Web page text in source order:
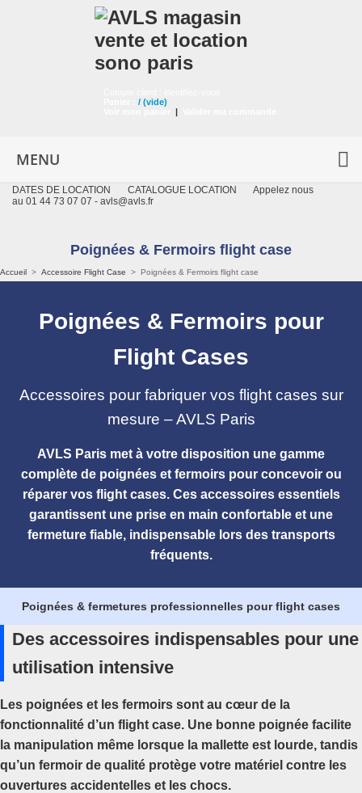
/ (vide)
|
MENU
DATES DE LOCATION CATALOGUE LOCATION
Appelez nous
au 01 44 73 07 07 - avls@avls.fr
Poignées & Fermoirs flight case
Accueil > Accessoire Flight Case > Poignées & Fermoirs flight case
Poignées & Fermoirs pour
Flight Cases
Accessoires pour fabriquer vos flight cases sur
mesure – AVLS Paris
AVLS Paris met à votre disposition une gamme
complète de poignéeset fermoirspour concevoir ou
réparer vos flight cases. Ces accessoires essentiels
garantissent une prise en main confortable et une
fermeture fiable, indispensable lors des transports
fréquents.
Poignées & fermetures professionnelles pour flight cases
Des accessoires indispensables pour une
utilisation intensive
Les poignées et les fermoirs sont au cœur de la
fonctionnalité d’un flight case. Une bonne poignée facilite
la manipulation même lorsque la mallette est lourde, tandis
qu’un fermoir de qualité protège votre matériel contre les
ouvertures accidentelles et les chocs.